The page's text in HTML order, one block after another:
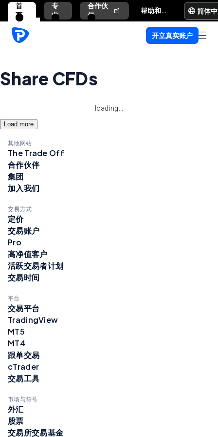
首
页
专
业
合作伙
伴
帮助和支持 简体
开立真实账户
Share CFDs
loading...
Load more
其他网站
The Trade Off
合作伙伴
集团
加入我们
交易方式
定价
交易账户
Pro
高净值客户
活跃交易者计划
交易时间
平台
交易平台
TradingView
MT5
MT4
跟单交易
cTrader
交易工具
市场与符号
外汇
股票
交易所交易基金